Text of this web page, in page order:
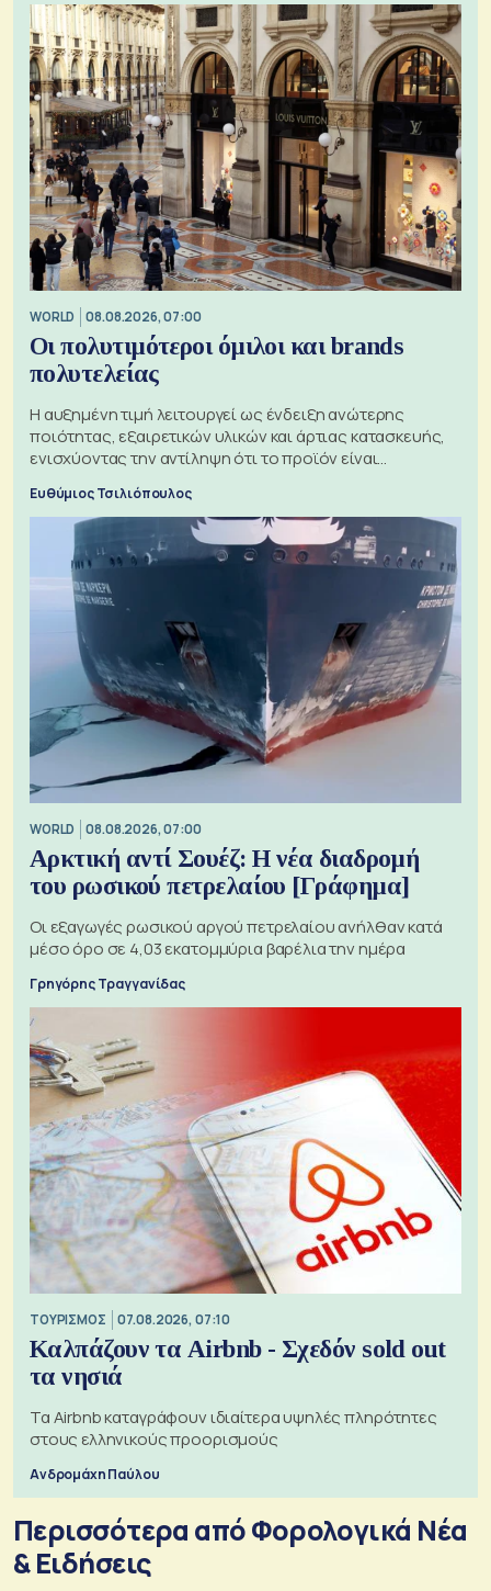
WORLD 08.08.2026, 07:00
Οι πολυτιμότεροι όμιλοι και brands
πολυτελείας
Η αυξημένη τιμή λειτουργεί ως ένδειξη ανώτερης
ποιότητας, εξαιρετικών υλικών και άρτιας κατασκευής,
ενισχύοντας την αντίληψη ότι το προϊόν είναι
Ευθύμιος Τσιλιόπουλος
WORLD 08.08.2026, 07:00
Αρκτική αντί Σουέζ: Η νέα διαδρομή
του ρωσικού πετρελαίου [Γράφημα]
Οι εξαγωγές ρωσικού αργού πετρελαίου ανήλθαν κατά
μέσο όρο σε 4,03 εκατομμύρια βαρέλια την ημέρα
Γρηγόρης Τραγγανίδας
ΤΟΥΡΙΣΜΟΣ 07.08.2026, 07:10
Καλπάζουν τα Airbnb - Σχεδόν sold out
τα νησιά
Τα Airbnb καταγράφουν ιδιαίτερα υψηλές πληρότητες
στους ελληνικούς προορισμούς
Ανδρομάχη Παύλου
Περισσότερα από Φορολογικά Νέα
& Eιδήσεις